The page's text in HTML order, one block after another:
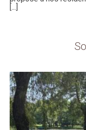
[...]